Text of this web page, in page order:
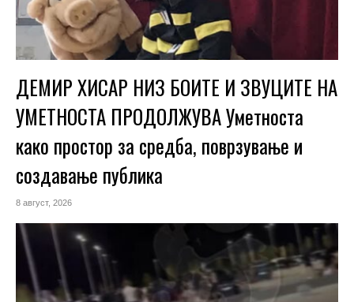
ДЕМИР ХИСАР НИЗ БОИТЕ И ЗВУЦИТЕ НА
УМЕТНОСТА ПРОДОЛЖУВА Уметноста
како простор за средба, поврзување и
создавање публика
8 август, 2026